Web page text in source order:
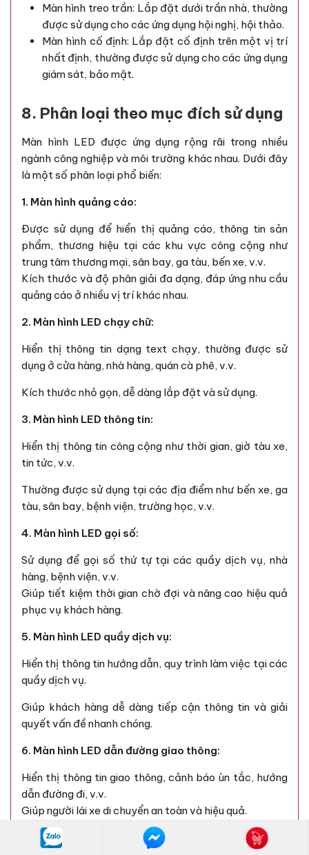
Màn hình treo trần: Lắp đặt dưới trần nhà, thường
được sử dụng cho các ứng dụng hội nghị, hội thảo.
Màn hình cố định: Lắp đặt cố định trên một vị trí
nhất định, thường được sử dụng cho các ứng dụng
giám sát, bảo mật.
8. Phân loại theo mục đích sử dụng
Màn hình LED được ứng dụng rộng rãi trong nhiều
ngành công nghiệp và môi trường khác nhau. Dưới đây
là một số phân loại phổ biến:
1. Màn hình quảng cáo:
Được sử dụng để hiển thị quảng cáo, thông tin sản
phẩm, thương hiệu tại các khu vực công cộng như
trung tâm thương mại, sân bay, ga tàu, bến xe, v.v.
Kích thước và độ phân giải đa dạng, đáp ứng nhu cầu
quảng cáo ở nhiều vị trí khác nhau.
2. Màn hình LED chạy chữ:
Hiển thị thông tin dạng text chạy, thường được sử
dụng ở cửa hàng, nhà hàng, quán cà phê, v.v.
Kích thước nhỏ gọn, dễ dàng lắp đặt và sử dụng.
3. Màn hình LED thông tin:
Hiển thị thông tin công cộng như thời gian, giờ tàu xe,
tin tức, v.v.
Thường được sử dụng tại các địa điểm như bến xe, ga
tàu, sân bay, bệnh viện, trường học, v.v.
4. Màn hình LED gọi số:
Sử dụng để gọi số thứ tự tại các quầy dịch vụ, nhà
hàng, bệnh viện, v.v.
Giúp tiết kiệm thời gian chờ đợi và nâng cao hiệu quả
phục vụ khách hàng.
5. Màn hình LED quầy dịch vụ:
Hiển thị thông tin hướng dẫn, quy trình làm việc tại các
quầy dịch vụ.
Giúp khách hàng dễ dàng tiếp cận thông tin và giải
quyết vấn đề nhanh chóng.
6. Màn hình LED dẫn đường giao thông:
Hiển thị thông tin giao thông, cảnh báo ùn tắc, hướng
dẫn đường đi, v.v.
Giúp người lái xe di chuyển an toàn và hiệu quả.
7. Màn hình LED sân khấu